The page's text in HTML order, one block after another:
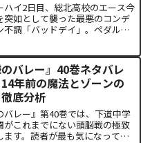
ハイ2日目、総北高校のエース今
突如として襲った最悪のコンデ
不調「バッドデイ」。ペダルを
択した驚くべき行動が描かれま
的な限界や競技...
のバレー』40巻ネタバレ
年前の魔法とゾーンの
底分析
バレー』第40巻では、下道中学
がこれまでにない頭脳戦の極致
ます。読者が最も気になってい